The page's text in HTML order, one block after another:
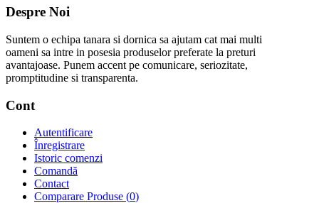
Despre Noi
Suntem o echipa tanara si dornica sa ajutam cat mai multi
oameni sa intre in posesia produselor preferate la preturi
avantajoase. Punem accent pe comunicare, seriozitate,
promptitudine si transparenta.
Cont
Autentificare
Înregistrare
Istoric comenzi
Comandă
Contact
Comparare Produse (0)